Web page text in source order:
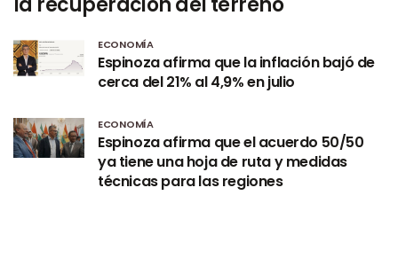
ECONOMÍA
Espinoza afirma que la inflación bajó de
cerca del 21% al 4,9% en julio
ECONOMÍA
Espinoza afirma que el acuerdo 50/50
ya tiene una hoja de ruta y medidas
técnicas para las regiones